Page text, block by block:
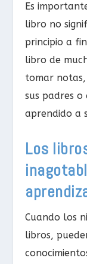
Es
libro no
principio a
libro de
tomar
sus padres
aprendido a
Los
Cuando los
libros,